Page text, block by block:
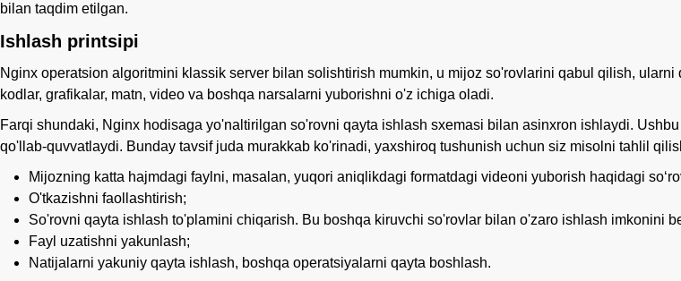
bilan taqdim etilgan.
Ishlash printsipi
Nginx operatsion algoritmini klassik server bilan solishtirish mumkin, u mijoz so'rovlarini qabul qilish,
kodlar, grafikalar, matn, video va boshqa narsalarni yuborishni o'z ichiga oladi.
Farqi shundaki, Nginx hodisaga yo'naltirilgan so'rovni qayta ishlash sxemasi bilan asinxron ishlaydi.
qo'llab-quvvatlaydi. Bunday tavsif juda murakkab ko'rinadi, yaxshiroq tushunish uchun siz misolni tahlil
Mijozning katta hajmdagi faylni, masalan, yuqori aniqlikdagi formatdagi videoni yuborish haqidagi
O'tkazishni faollashtirish;
So'rovni qayta ishlash to'plamini chiqarish. Bu boshqa kiruvchi so'rovlar bilan o'zaro ishlash imkonini
Fayl uzatishni yakunlash;
Natijalarni yakuniy qayta ishlash, boshqa operatsiyalarni qayta boshlash.